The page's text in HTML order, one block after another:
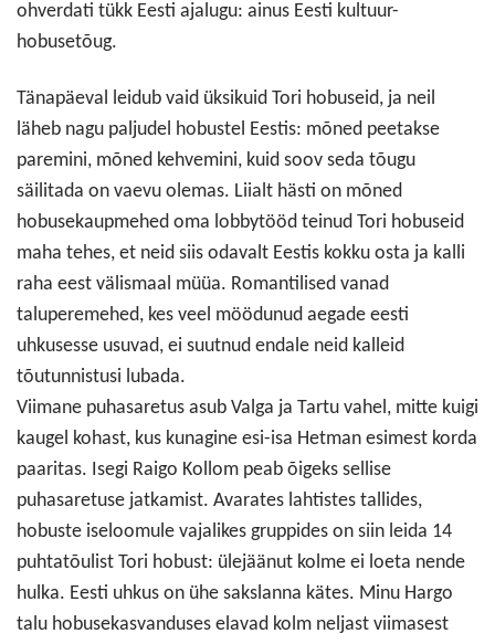
ohverdati tükk Eesti ajalugu: ainus Eesti kultuur-
hobusetõug.
Tänapäeval leidub vaid üksikuid Tori hobuseid, ja neil
läheb nagu paljudel hobustel Eestis: mõned peetakse
paremini, mõned kehvemini, kuid soov seda tõugu
säilitada on vaevu olemas. Liialt hästi on mõned
hobusekaupmehed oma lobbytööd teinud Tori hobuseid
maha tehes, et neid siis odavalt Eestis kokku osta ja kalli
raha eest välismaal müüa. Romantilised vanad
taluperemehed, kes veel möödunud aegade eesti
uhkusesse usuvad, ei suutnud endale neid kalleid
tõutunnistusi lubada.
Viimane puhasaretus asub Valga ja Tartu vahel, mitte kuigi
kaugel kohast, kus kunagine esi-isa Hetman esimest korda
paaritas. Isegi Raigo Kollom peab õigeks sellise
puhasaretuse jatkamist. Avarates lahtistes tallides,
hobuste iseloomule vajalikes gruppides on siin leida 14
puhtatõulist Tori hobust: ülejäänut kolme ei loeta nende
hulka. Eesti uhkus on ühe sakslanna kätes. Minu Hargo
talu hobusekasvanduses elavad kolm neljast viimasest